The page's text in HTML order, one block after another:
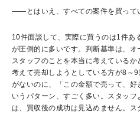
―― とはいえ、すべての案件を買って
10件面談して、実際に買うのは1件あ
が圧倒的に多いです。判断基準は、オ
スタッフのことを本当に考えている
考えて売却しようとしている方が8 ～9
がないのに、「この金額で売って、
いうパターン、すごく多い。スタッ
は、買収後の成功は見込めません。